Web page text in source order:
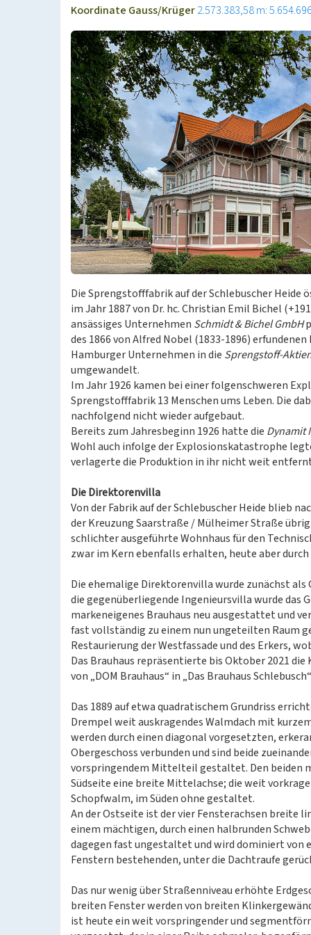
Koordinate Gauss/Krüger2.573.383,58 m:
Die Sprengstofffabrik auf der Schlebuscher Heide
im Jahr 1887 von Dr. hc. Christian Emil Bichel
ansässiges Unternehmen Schmidt & Bichel GmbH
des 1866 von Alfred Nobel (1833-1896)
Hamburger Unternehmen in die Sprengstoff-
umgewandelt.
Im Jahr 1926 kamen bei einer folgenschweren
Sprengstofffabrik 13 Menschen ums Leben. Die
nachfolgend nicht wieder aufgebaut.
Bereits zum Jahresbeginn 1926 hatte die Dynamit
Wohl auch infolge der Explosionskatastrophe
verlagerte die Produktion in ihr nicht weit
Die Direktorenvilla
Von der Fabrik auf der Schlebuscher Heide blieb
der Kreuzung Saarstraße / Mülheimer Straße
schlichter ausgeführte Wohnhaus für den
zwar im Kern ebenfalls erhalten, heute aber
Die ehemalige Direktorenvilla wurde zunächst
die gegenüberliegende Ingenieursvilla wurde das
markeneigenes Brauhaus neu ausgestattet und
fast vollständig zu einem nun ungeteilten Raum
Restaurierung der Westfassade und des Erkers,
Das Brauhaus repräsentierte bis Oktober 2021
von „DOM Brauhaus“ in „Das Brauhaus
Das 1889 auf etwa quadratischem Grundriss
Drempel weit auskragendes Walmdach mit
werden durch einen diagonal vorgesetzten,
Obergeschoss verbunden und sind beide
vorspringendem Mittelteil gestaltet. Den beiden
Südseite eine breite Mittelachse; die weit
Schopfwalm, im Süden ohne gestaltet.
An der Ostseite ist der vier Fensterachsen breite
einem mächtigen, durch einen halbrunden
dagegen fast ungestaltet und wird dominiert von
Fenstern bestehenden, unter die Dachtraufe
Das nur wenig über Straßenniveau erhöhte
breiten Fenster werden von breiten
ist heute ein weit vorspringender und